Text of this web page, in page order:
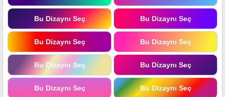
Bu Dizaynı Seç Bu Dizaynı Seç
Bu Dizaynı Seç Bu Dizaynı Seç
Bu Dizaynı Seç Bu Dizaynı Seç
Bu Dizaynı Seç Bu Dizaynı Seç